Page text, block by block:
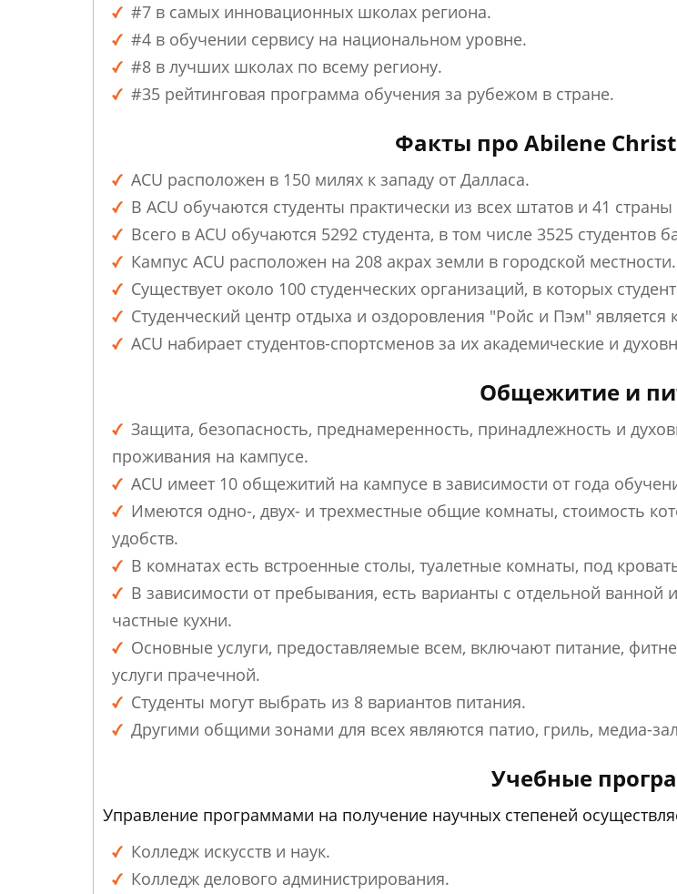
#7 в самых инновационных школах региона.
#4 в обучении сервису на национальном уровне.
#8 в лучших школах по всему региону.
#35 рейтинговая программа обучения за рубежом в стране.
Факты про Abilene
ACU расположен в 150 милях к западу от Далласа.
В ACU обучаются студенты практически из всех штатов и 41
Всего в ACU обучаются 5292 студента, в том числе 3525 студентов
Кампус ACU расположен на 208 акрах земли в городской местности.
Существует около 100 студенческих организаций, в которых
Студенческий центр отдыха и оздоровления "Ройс и Пэм"
ACU набирает студентов-спортсменов за их академические и
Общежитие и
Защита, безопасность, преднамеренность, принадлежность и
проживания на кампусе.
ACU имеет 10 общежитий на кампусе в зависимости от года
Имеются одно-, двух- и трехместные общие комнаты, стоимость
удобств.
В комнатах есть встроенные столы, туалетные комнаты, под
В зависимости от пребывания, есть варианты с отдельной
частные кухни.
Основные услуги, предоставляемые всем, включают питание,
услуги прачечной.
Студенты могут выбрать из 8 вариантов питания.
Другими общими зонами для всех являются патио, гриль, медиа-
Учебные
Управление программами на получение научных степеней
Колледж искусств и наук.
Колледж делового администрирования.